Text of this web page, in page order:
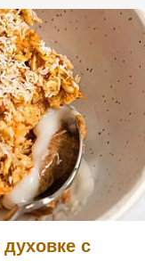
с